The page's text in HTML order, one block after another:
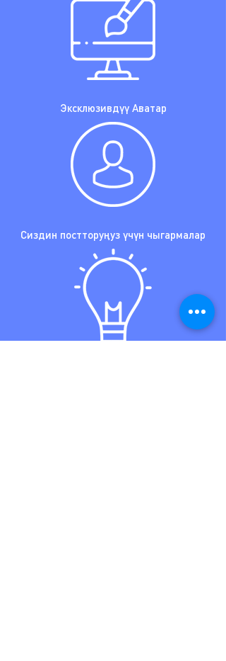
Эксклюзивдүү Аватар
Сиздин постторуңуз үчүн чыгармалар